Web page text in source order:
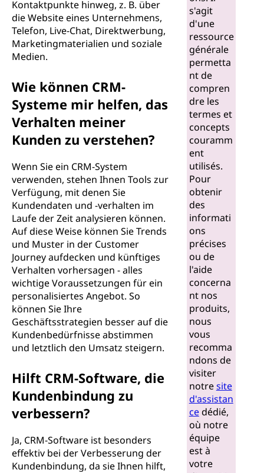
m
R
M
Kontaktpunkte hinweg, z. B. über
die Website eines Unternehmens,
Telefon, Live-Chat, Direktwerbung,
Marketingmaterialien und soziale
Medien.
Wie können CRM-
Systeme mir helfen, das
Verhalten meiner
Kunden zu verstehen?
Wenn Sie ein CRM-System
verwenden, stehen Ihnen Tools zur
Verfügung, mit denen Sie
Kundendaten und -verhalten im
Laufe der Zeit analysieren können.
Auf diese Weise können Sie Trends
und Muster in der Customer
Journey aufdecken und künftiges
Verhalten vorhersagen - alles
wichtige Voraussetzungen für ein
personalisiertes Angebot. So
können Sie Ihre
Geschäftsstrategien besser auf die
Kundenbedürfnisse abstimmen
und letztlich den Umsatz steigern.
Hilft CRM-Software, die
Kundenbindung zu
verbessern?
Ja, CRM-Software ist besonders
effektiv bei der Verbesserung der
Kundenbindung, da sie Ihnen hilft,
s'agit
d'une
ressource
générale
permetta
nt de
compren
dre les
termes et
concepts
couramm
ent
utilisés.
Pour
obtenir
des
informati
ons
précises
ou de
l'aide
concerna
nt nos
produits,
nous
vous
recomma
ndons de
visiter
notresite
d'assistan
cedédié,
où notre
équipe
est à
votre